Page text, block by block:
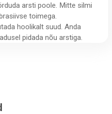
arsti poole. Mitte silmi
toimega.
hoolikalt suud. Anda
pidada nõu arstiga.